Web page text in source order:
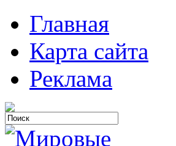
Главная
Карта сайта
Реклама